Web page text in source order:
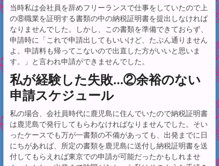
当時私は会社員を辞めフリーランスで仕事をしていたので上
の⑧職業を証明する書類の中の納税証明書を提出しなければ
なりませんでした。しかし、この書類を準備できておらず、
申請時に「これで申請出してもいいけど、たぶん通りません
よ。申請料も帰ってこないので出直した方がいいと思いま
す。」と言われ申請ができませんでした。
私が経験した失敗…②余裕のない
申請スケジュール
私の場合、会社員時代に鹿児島に住んでいたので納税証明書
は鹿児島で発行してもらわなければなりませんでした。そい
ったケースでも万が一書類の不備があっても、出発までに日
にちがあれば、所定の書類を鹿児島に送付し納税証明書を送
付してもらえれば東京での申請が可能だったかもしれませ